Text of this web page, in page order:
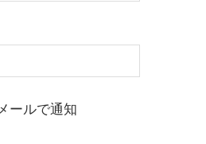
ールで通知